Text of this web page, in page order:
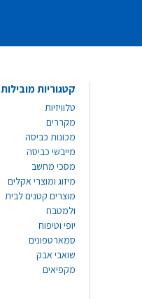
קטגוריות מובילות
טלוויזיות
מקררים
מכונות כביסה
מייבשי כביסה
מסכי מחשב
מיזוג ומוצרי אקלים
מוצרים קטנים לבית
ולמטבח
יופי וטיפוח
סמארטפונים
שואבי אבק
מקפיאים